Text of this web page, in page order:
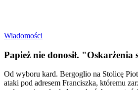
Wiadomości
Papież nie donosił. "Oskarżenia
Od wyboru kard. Bergoglio na Stolicę
ataki pod adresem Franciszka, któremu